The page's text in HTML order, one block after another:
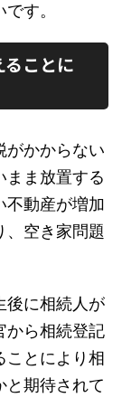
す。
ことに
がかからない
まま放置する
不動産が増加
、空き家問題
後に相続人が
から相続登記
ことにより相
と期待されて